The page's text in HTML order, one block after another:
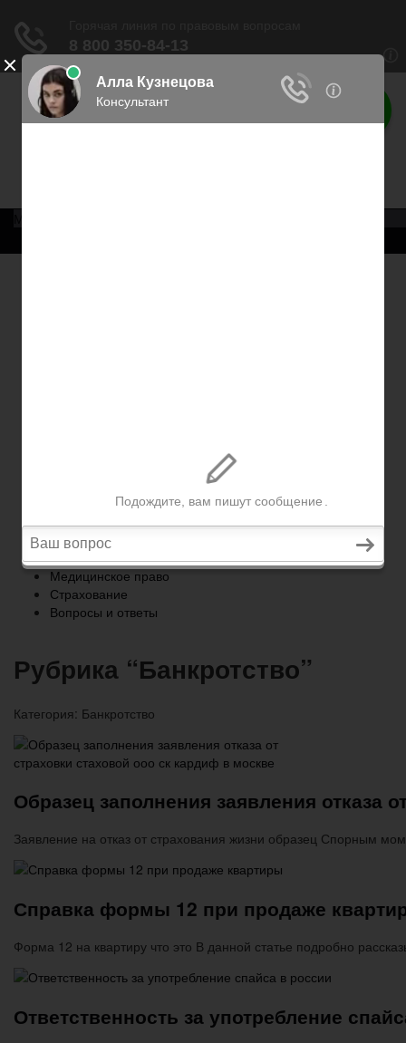
Права россиян
Главная
Военное право
Трудовое право
Медицинское право
Страхование
Вопросы и ответы
Рубрика “Банкротство”
Категория: Банкротство
Образец заполнения заявления отказа
Заявление на отказ от страхования жизни образец Спорным
Справка формы 12 при продаже
Форма 12 на квартиру что это В данной статье подробно
Ответственность за употребление